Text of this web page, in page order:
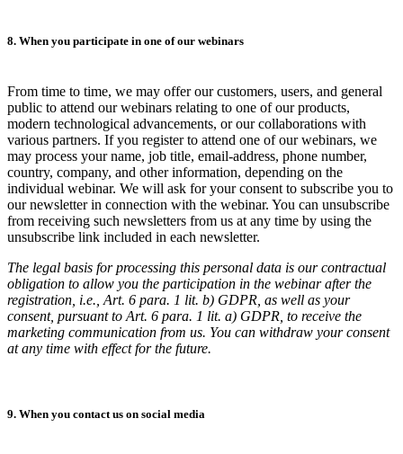
8. When you participate in one of our webinars
From time to time, we may offer our customers, users, and general
public to attend our webinars relating to one of our products,
modern technological advancements, or our collaborations with
various partners. If you register to attend one of our webinars, we
may process your name, job title, email-address, phone number,
country, company, and other information, depending on the
individual webinar. We will ask for your consent to subscribe you to
our newsletter in connection with the webinar. You can unsubscribe
from receiving such newsletters from us at any time by using the
unsubscribe link included in each newsletter.
The legal basis for processing this personal data is our contractual
obligation to allow you the participation in the webinar after the
registration, i.e., Art. 6 para. 1 lit. b) GDPR, as well as your
consent, pursuant to Art. 6 para. 1 lit. a) GDPR, to receive the
marketing communication from us. You can withdraw your consent
at any time with effect for the future.
9. When you contact us on social media